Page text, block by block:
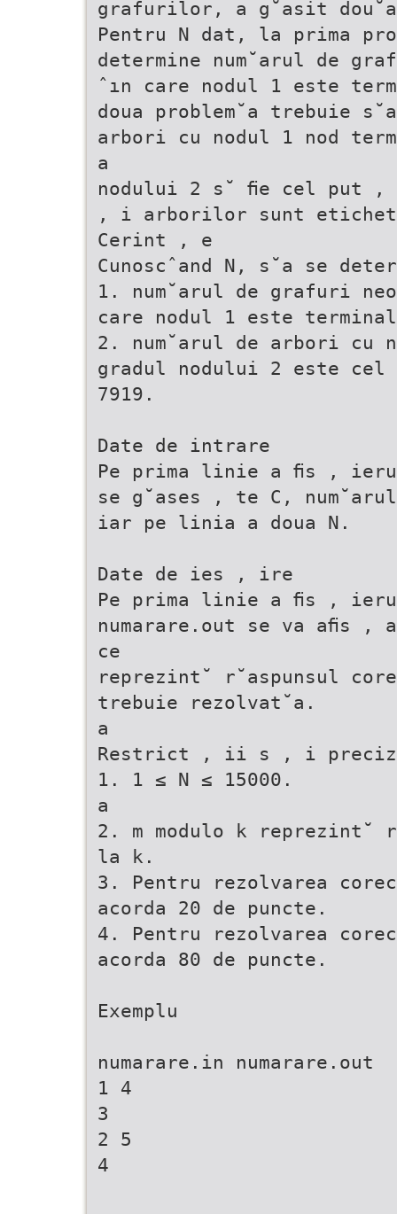
grafurilor, a g˘asit dou˘a
Pentru N dat, la prima
determine num˘arul de
ˆın care nodul 1 este
doua problem˘a trebuie
arbori cu nodul 1 nod
a
nodului 2 s˘ ﬁe cel put
, i arborilor sunt
Cerint , e
Cunoscˆand N, s˘a se
1. num˘arul de grafuri
care nodul 1 este
2. num˘arul de arbori cu
gradul nodului 2 este
7919.
Date de intrare
Pe prima linie a ﬁs ,
se g˘ases , te C,
iar pe linia a doua N.
Date de ies , ire
Pe prima linie a ﬁs ,
numarare.out se va aﬁs ,
ce
reprezint˘ r˘aspunsul
trebuie rezolvat˘a.
a
Restrict , ii s , i
1. 1 ≤ N ≤ 15000.
a
2. m modulo k
la k.
3. Pentru rezolvarea
acorda 20 de puncte.
4. Pentru rezolvarea
acorda 80 de puncte.
Exemplu
numarare.in numarare.out
1 4
3
2 5
4